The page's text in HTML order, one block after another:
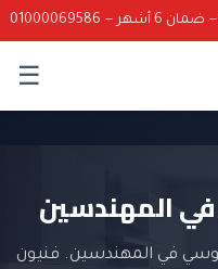
01000069586
☰
المهندسين
في المهندسين. فنيون